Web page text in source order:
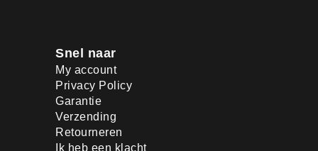
Snel naar
My account
Privacy Policy
Garantie
Verzending
Retourneren
Ik heb een klacht